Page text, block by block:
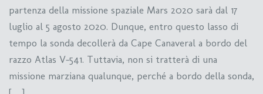
partenza della missione spaziale Mars 2020 sarà dal 17
luglio al 5 agosto 2020. Dunque, entro questo lasso di
tempo la sonda decollerà da Cape Canaveral a bordo del
razzo Atlas V-541. Tuttavia, non si tratterà di una
missione marziana qualunque, perché a bordo della sonda,